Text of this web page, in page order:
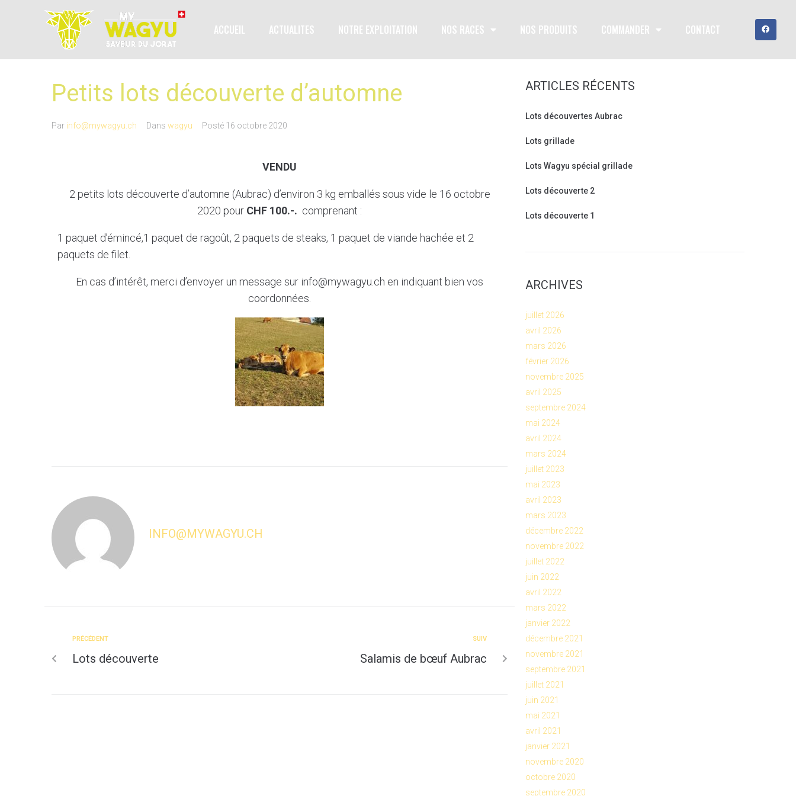
ACCUEIL ACTUALITES NOTRE EXPLOITATION NOS RACES NOS PRODUITS COMMANDER CONTACT
Petits lots découverte d’automne
Par info@mywagyu.ch Dans wagyu Posté 16 octobre 2020
VENDU
2 petits lots découverte d’automne (Aubrac) d’environ 3 kg emballés sous vide le 16 octobre
2020 pour CHF 100.-. comprenant :
1 paquet d’émincé,1 paquet de ragoût, 2 paquets de steaks, 1 paquet de viande hachée et 2
paquets de filet.
En cas d’intérêt, merci d’envoyer un message sur info@mywagyu.ch en indiquant bien vos
coordonnées.
INFO@MYWAGYU.CH
PRÉCÉDENT
Lots découverte
SUIV
Salamis de bœuf Aubrac
ARTICLES RÉCENTS
Lots découvertes Aubrac
Lots grillade
Lots Wagyu spécial grillade
Lots découverte 2
Lots découverte 1
ARCHIVES
juillet 2026
avril 2026
mars 2026
février 2026
novembre 2025
avril 2025
septembre 2024
mai 2024
avril 2024
mars 2024
juillet 2023
mai 2023
avril 2023
mars 2023
décembre 2022
novembre 2022
juillet 2022
juin 2022
avril 2022
mars 2022
janvier 2022
décembre 2021
novembre 2021
septembre 2021
juillet 2021
juin 2021
mai 2021
avril 2021
janvier 2021
novembre 2020
octobre 2020
septembre 2020